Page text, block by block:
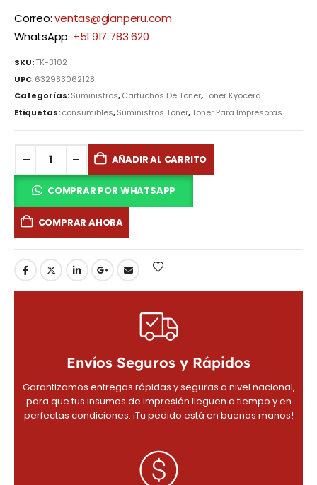
Correo:ventas@gianperu.com
WhatsApp: +51 917 783 620
SKU:TK-3102
UPC:632983062128
Categorías:Suministros,Cartuchos De Toner,Toner Kyocera
Etiquetas:consumibles,Suministros Toner,Toner Para Impresoras
AÑADIR AL CARRITO
COMPRAR POR WHATSAPP
COMPRAR AHORA
Envíos Seguros y Rápidos
Garantizamos entregas rápidas y seguras a nivel nacional,
para que tus insumos de impresión lleguen a tiempo y en
perfectas condiciones. ¡Tu pedido está en buenas manos!